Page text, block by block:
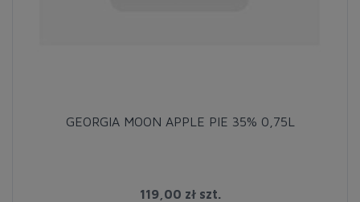
GEORGIA MOON APPLE PIE 35% 0,75L
119,00 złszt.